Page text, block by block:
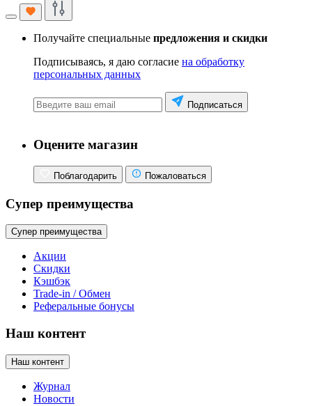
Получайте специальные предложения и скидки
Подписываясь, я даю согласие на обработку
персональных данных
Подписаться
Оцените магазин
Поблагодарить Пожаловаться
Супер преимущества
Супер преимущества
Акции
Скидки
Кэшбэк
Trade-in / Обмен
Реферальные бонусы
Наш контент
Наш контент
Журнал
Новости